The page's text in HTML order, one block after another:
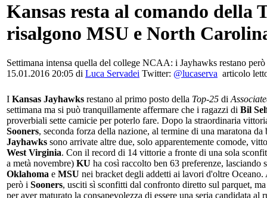
Kansas resta al comando della
risalgono MSU e North
Settimana intensa quella del college NCAA: i Jayhawks restano
15.01.2016 20:05 di Luca Servadei Twitter: @lucaserva articolo
I Kansas Jayhawks restano al primo posto della Top-25 di
settimana ma si può tranquillamente affermare che i ragazzi di Bil
proverbiali sette camicie per poterlo fare. Dopo la straordinaria
Sooners, seconda forza della nazione, al termine di una maratona
Jayhawks sono arrivate altre due, solo apparentemente comode,
West Virginia. Con il record di 14 vittorie a fronte di una sola
a metà novembre) KU ha così raccolto ben 63 preferenze, lasciando
Oklahoma e MSU nei bracket degli addetti ai lavori d'oltre
però i Sooners, usciti sì sconfitti dal confronto diretto sul parquet,
per aver maturato la consapevolezza di essere una seria candidata al